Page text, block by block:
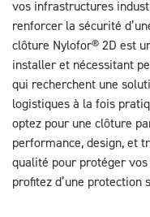
vos infrastructures
renforcer la sécurité
clôture Nylofor® 2D est
installer et nécessitant
qui recherchent une
logistiques à la fois
optez pour une clôture
performance, design, et
qualité pour protéger
profitez d’une protection